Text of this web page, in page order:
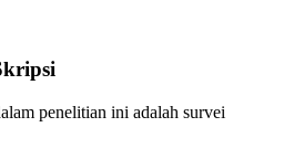
penelitian ini adalah survei